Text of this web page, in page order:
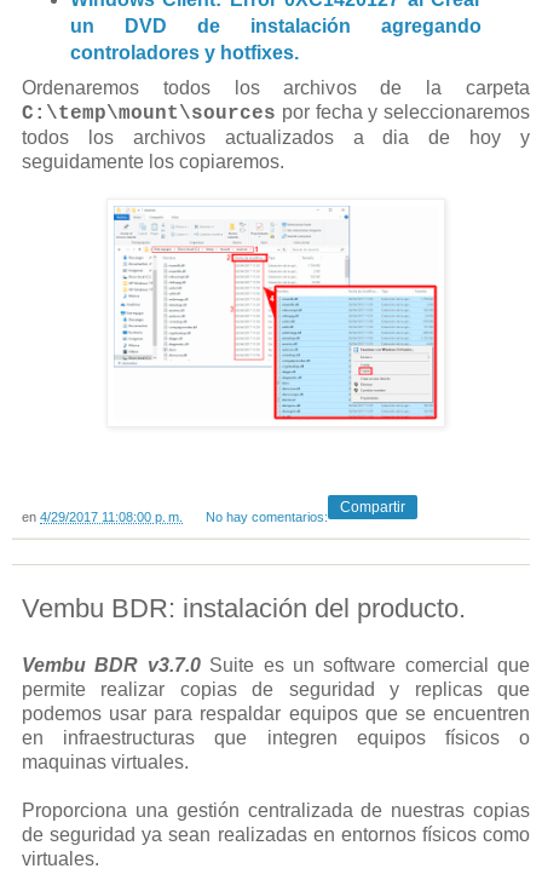
un DVD de instalación agregando
controladores y hotfixes.
Ordenaremos todos los archivos de la carpeta
C:\temp\mount\sources por fecha y seleccionaremos
todos los archivos actualizados a dia de hoy y
seguidamente los copiaremos.
en 4/29/2017 11:08:00 p. m. No hay comentarios:
Compartir
Vembu BDR: instalación del producto.
Vembu BDR v3.7.0Suite es un software comercial que
permite realizar copias de seguridad y replicas que
podemos usar para respaldar equipos que se encuentren
en infraestructuras que integren equipos físicos o
maquinas virtuales.
Proporciona una gestión centralizada de nuestras copias
de seguridad ya sean realizadas en entornos físicos como
virtuales.